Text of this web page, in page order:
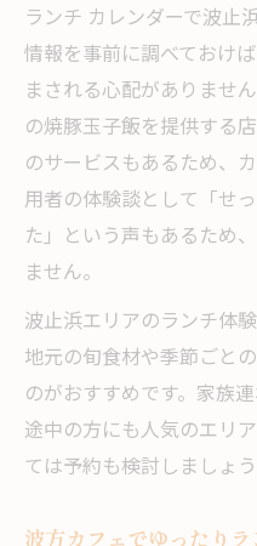
今治ランチの穴
ランチで彩る波方
今治ランチで家
り
波方町岡のラン
演出
ランチカレン
験
今治ランチで地
ランチ カレンダーで波止
情報を事前に調べておけ
まされる心配がありませ
の焼豚玉子飯を提供する
のサービスもあるため、
用者の体験談として「せ
た」という声もあるため
ません。
波止浜エリアのランチ体
地元の旬食材や季節ごと
のがおすすめです。家族
途中の方にも人気のエリ
ては予約も検討しましょう
波方カフェでゆったり